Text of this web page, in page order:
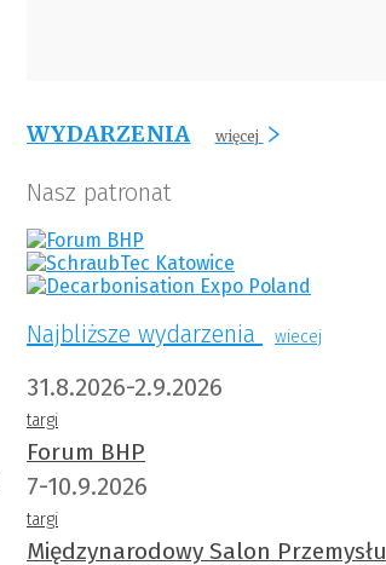
WYDARZENIA więcej
Nasz patronat
Najbliższe wydarzenia wiecej
31.8.2026-2.9.2026
targi
Forum BHP
7-10.9.2026
targi
Międzynarodowy Salon Przemysłu